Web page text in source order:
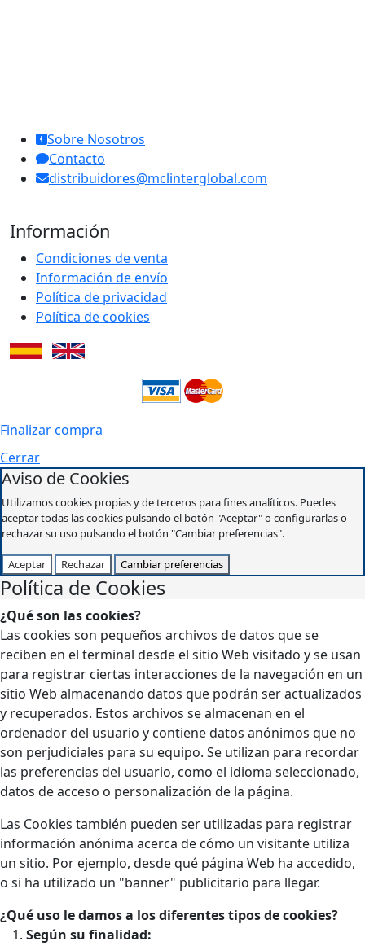
Sobre Nosotros
Contacto
distribuidores@mclinterglobal.com
Información
Condiciones de venta
Información de envío
Política de privacidad
Política de cookies
Finalizar compra
Cerrar
Aviso de Cookies
Utilizamos cookies propias y de terceros para fines analíticos. Puedes
aceptar todas las cookies pulsando el botón "Aceptar" o configurarlas o
rechazar su uso pulsando el botón "Cambiar preferencias".
Aceptar Rechazar Cambiar preferencias
Política de Cookies
¿Qué son las cookies?
Las cookies son pequeños archivos de datos que se
reciben en el terminal desde el sitio Web visitado y se usan
para registrar ciertas interacciones de la navegación en un
sitio Web almacenando datos que podrán ser actualizados
y recuperados. Estos archivos se almacenan en el
ordenador del usuario y contiene datos anónimos que no
son perjudiciales para su equipo. Se utilizan para recordar
las preferencias del usuario, como el idioma seleccionado,
datos de acceso o personalización de la página.
Las Cookies también pueden ser utilizadas para registrar
información anónima acerca de cómo un visitante utiliza
un sitio. Por ejemplo, desde qué página Web ha accedido,
o si ha utilizado un "banner" publicitario para llegar.
¿Qué uso le damos a los diferentes tipos de cookies?
Según su finalidad: